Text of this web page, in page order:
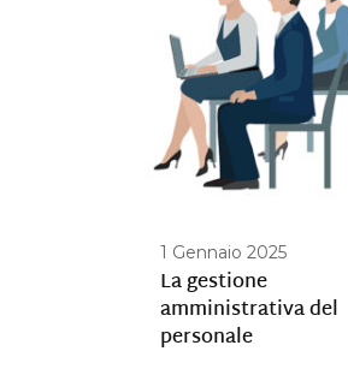
1 Gennaio 2025
La gestione
amministrativa del
personale